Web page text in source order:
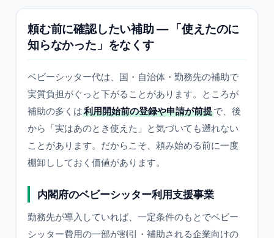
頼む前に確認したい補助 — 「使えたのに
知らなかった」をなくす
ベビーシッター代は、国・自治体・勤務先の補助で
実質負担がぐっと下がることがあります。ところが
補助の多くは利用開始前の登録や申請が前提で、後
から「実はあのとき使えた」と気づいても遡れない
ことがあります。だからこそ、頼み始める前に一度
棚卸ししておく価値があります。
内閣府のベビーシッター利用支援事業
勤務先が導入していれば、一定条件のもとでベビー
シッター費用の一部が割引・補助される企業向けの